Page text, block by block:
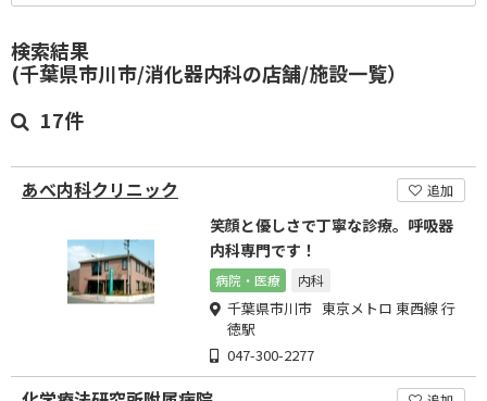
検索結果
(千葉県市川市/消化器内科の店舗/施設一覧）
17件
あべ内科クリニック 追加
笑顔と優しさで丁寧な診療。呼吸器
内科専門です！
病院・医療 内科
千葉県市川市 東京メトロ 東西線 行
徳駅
047-300-2277